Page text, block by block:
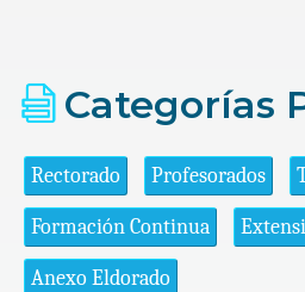
Categorías
Rectorado Profesorados
Formación Continua
Anexo Eldorado